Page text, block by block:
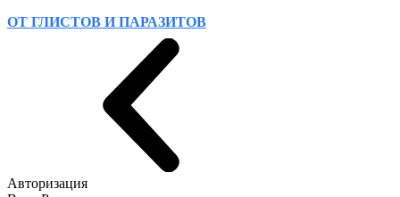
ОТ ГЛИСТОВ И ПАРАЗИТОВ
Авторизация